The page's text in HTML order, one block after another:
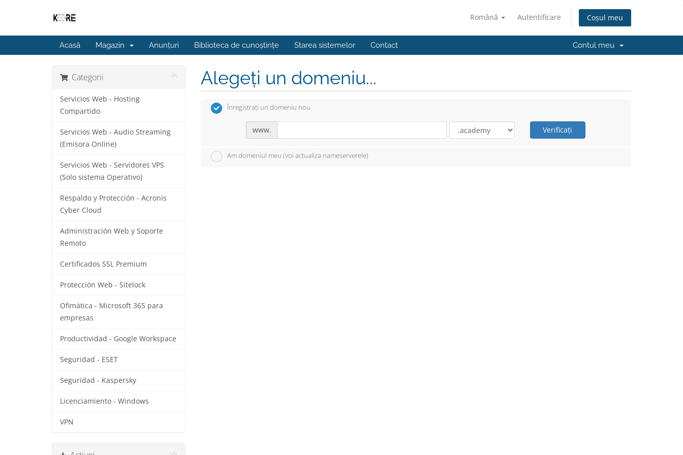
Română Autentificare Coșul meu
Acasă Magazin Anunțuri Biblioteca de cunoștințe Starea sistemelor Contact Contul meu
Categorii
Servicios Web - Hosting
Compartido
Servicios Web - Audio Streaming
(Emisora Online)
Servicios Web - Servidores VPS
(Solo sistema Operativo)
Respaldo y Protección - Acronis
Cyber Cloud
Administración Web y Soporte
Remoto
Certificados SSL Premium
Protección Web - Sitelock
Ofimática - Microsoft 365 para
empresas
Productividad - Google Workspace
Seguridad - ESET
Seguridad - Kaspersky
Licenciamiento - Windows
VPN
Alegeți un domeniu...
Înregistrați un domeniu nou
www. Verificați
Am domeniul meu (voi actualiza nameserverele)